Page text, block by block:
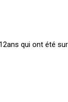
qui ont été